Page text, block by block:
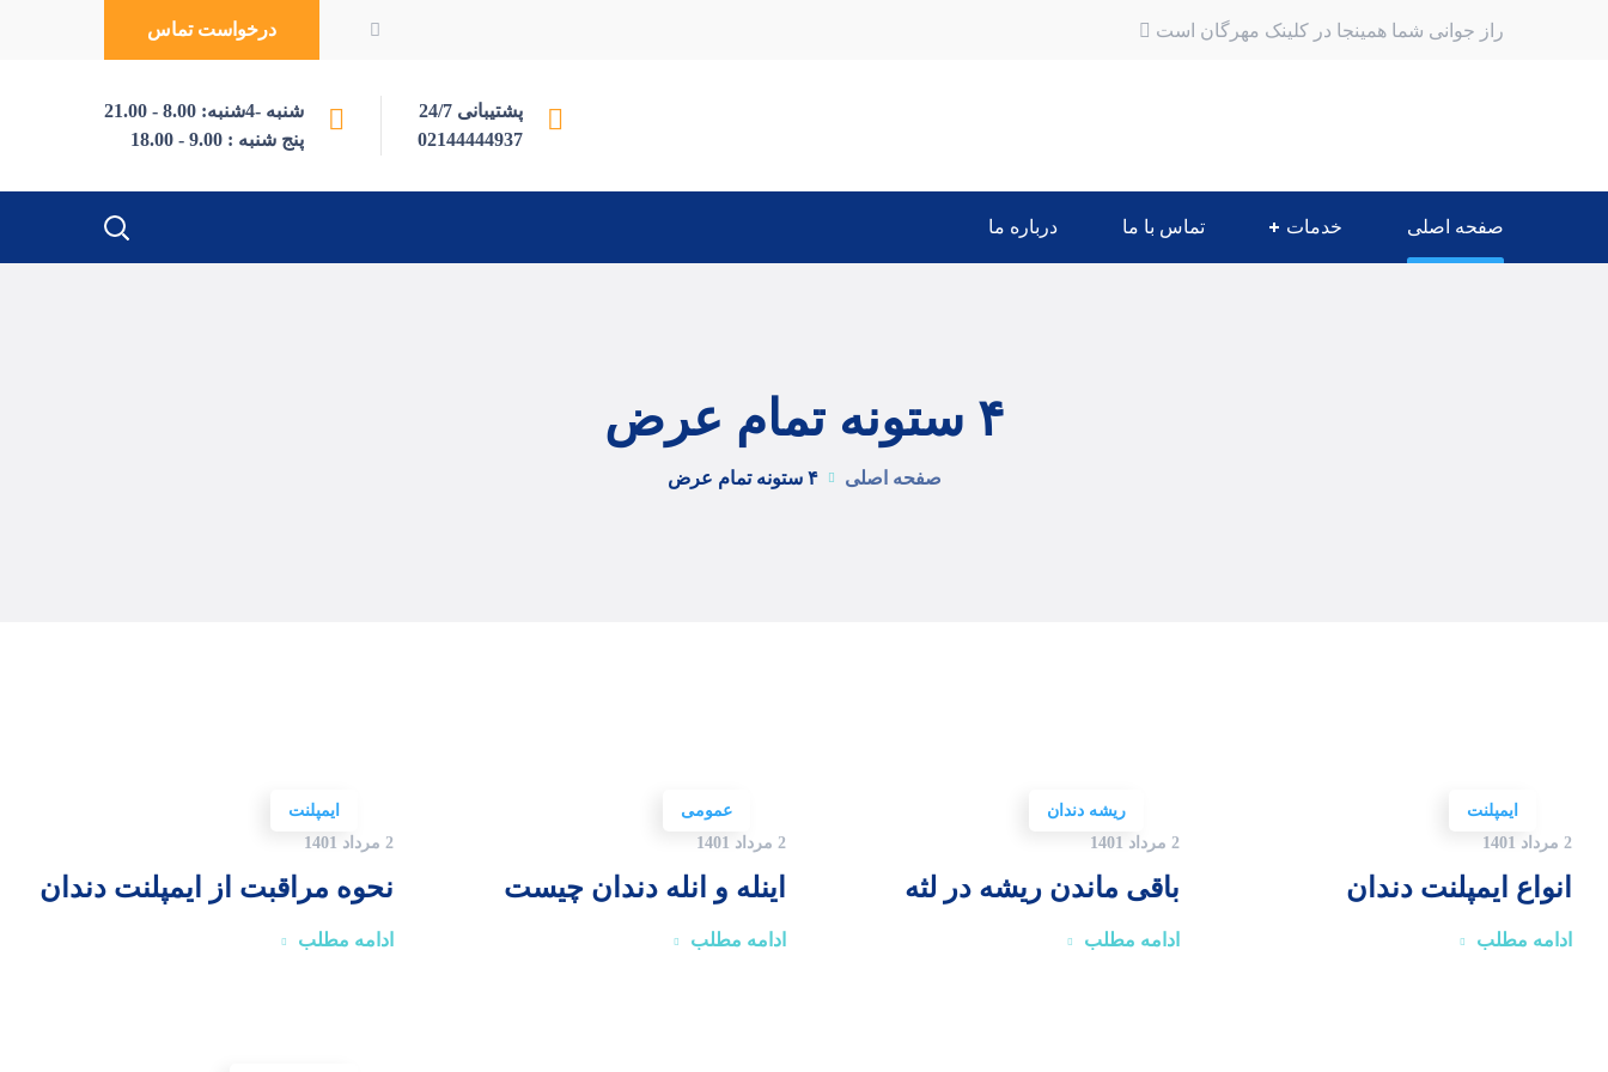
راز جوانی شما همینجا در کلینک مهرگان است درخواست تماس
پشتیبانی 24/7
02144444937
شنبه -4شنبه: 8.00 - 21.00
پنج شنبه : 9.00 - 18.00
صفحه اصلی خدمات تماس با ما درباره ما
۴ ستونه تمام عرض
صفحه اصلی ۴ ستونه تمام عرض
ایمپلنت
2 مرداد 1401
نحوه مراقبت از ایمپلنت دندان
ادامه مطلب
عمومی
2 مرداد 1401
اینله و انله دندان چیست
ادامه مطلب
ریشه دندان
2 مرداد 1401
باقی ماندن ریشه در لثه
ادامه مطلب
ایمپلنت
2 مرداد 1401
انواع ایمپلنت دندان
ادامه مطلب